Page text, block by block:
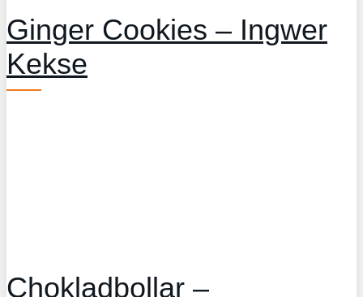
Ginger Cookies – Ingwer
Kekse
Chokladbollar –